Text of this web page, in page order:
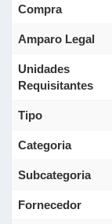
Compra
Amparo Legal
Unidades
Requisitantes
Tipo
Categoria
Subcategoria
Fornecedor